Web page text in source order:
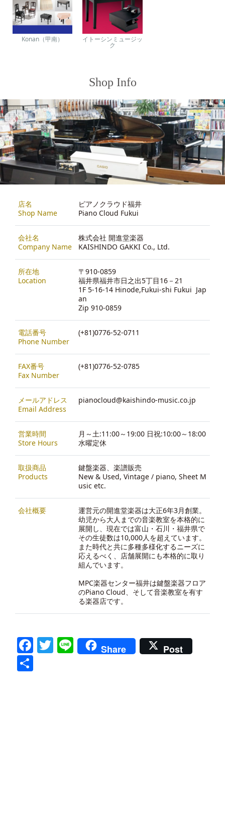
Konan（甲南） イトーシンミュージッ
ク
Shop Info
店名
Shop Name
ピアノクラウド福井
Piano Cloud Fukui
会社名
Company Name
株式会社 開進堂楽器
KAISHINDO GAKKI Co., Ltd.
所在地
Location
〒910-0859
福井県福井市日之出5丁目16－21
1F 5-16-14 Hinode,Fukui-shi Fukui Jap
an
Zip 910-0859
電話番号
Phone Number
(+81)0776-52-0711
FAX番号
Fax Number
(+81)0776-52-0785
メールアドレス
Email Address
pianocloud@kaishindo-music.co.jp
営業時間
Store Hours
月～土:11:00～19:00 日祝:10:00～18:00
水曜定休
取扱商品
Products
鍵盤楽器、楽譜販売
New & Used, Vintage / piano, Sheet M
usic etc.
会社概要
運営元の開進堂楽器は大正6年3月創業。
幼児から大人までの音楽教室を本格的に
展開し、現在では富山・石川・福井県で
その生徒数は10,000人を超えています。
また時代と共に多種多様化するニーズに
応えるべく、店舗展開にも本格的に取り
組んでいます。
MPC楽器センター福井は鍵盤楽器フロア
のPiano Cloud、そして音楽教室を有す
る楽器店です。
Facebook
Twitter
LineShare Post